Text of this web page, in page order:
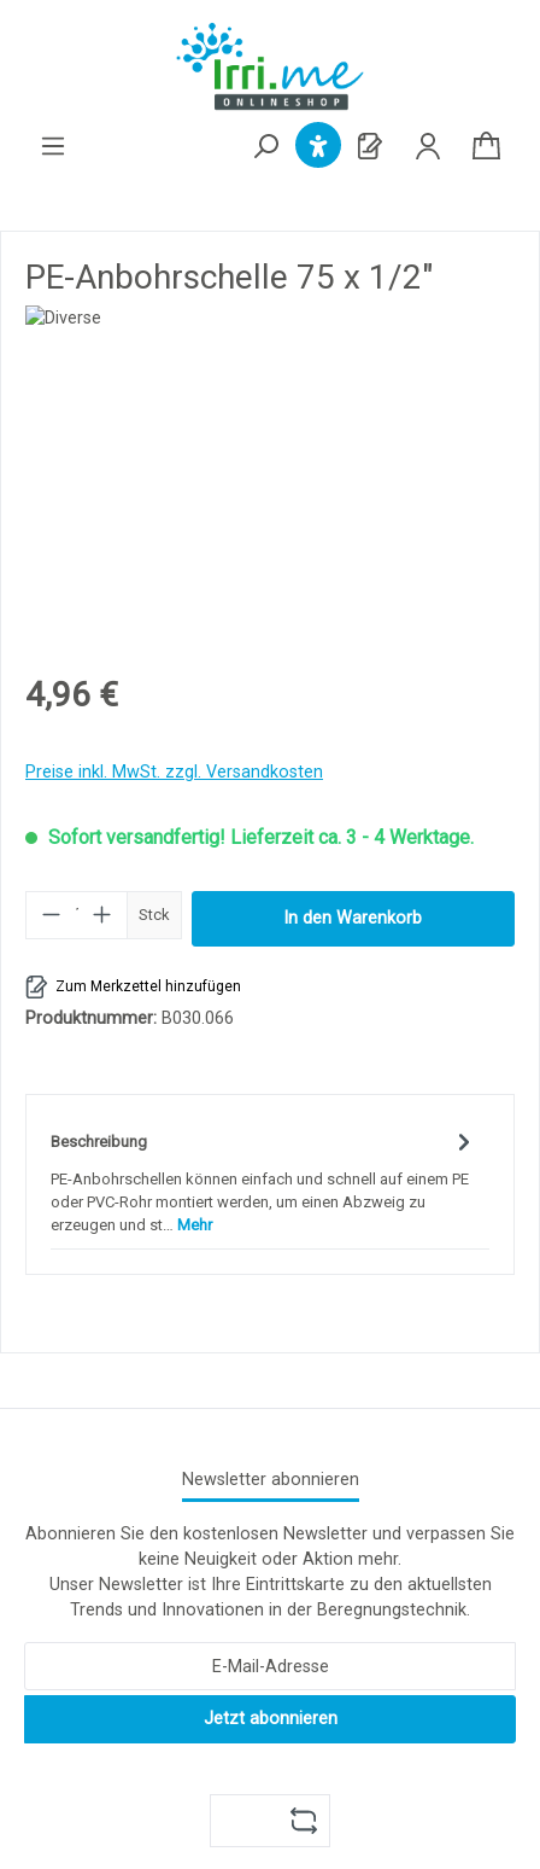
PE-Anbohrschelle 75 x 1/2"
4,96 €
Preise inkl. MwSt. zzgl. Versandkosten
Sofort versandfertig! Lieferzeit ca. 3 - 4 Werktage.
Produkt Anzahl: Gib den gewünschten
Stck In den Warenkorb
Zum Merkzettel hinzufügen
Produktnummer: B030.066
Beschreibung
PE-Anbohrschellen können einfach und schnell auf einem PE
oder PVC-Rohr montiert werden, um einen Abzweig zu
erzeugen und st…
Mehr
Newsletter abonnieren
Abonnieren Sie den kostenlosen Newsletter und verpassen Sie
keine Neuigkeit oder Aktion mehr.
Unser Newsletter ist Ihre Eintrittskarte zu den aktuellsten
Trends und Innovationen in der Beregnungstechnik.
Jetzt abonnieren